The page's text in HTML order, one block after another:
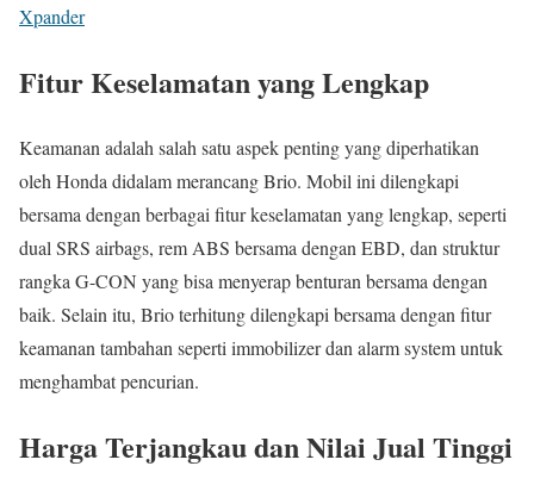
Xpander
Fitur Keselamatan yang Lengkap
Keamanan adalah salah satu aspek penting yang diperhatikan
oleh Honda didalam merancang Brio. Mobil ini dilengkapi
bersama dengan berbagai fitur keselamatan yang lengkap, seperti
dual SRS airbags, rem ABS bersama dengan EBD, dan struktur
rangka G-CON yang bisa menyerap benturan bersama dengan
baik. Selain itu, Brio terhitung dilengkapi bersama dengan fitur
keamanan tambahan seperti immobilizer dan alarm system untuk
menghambat pencurian.
Harga Terjangkau dan Nilai Jual Tinggi